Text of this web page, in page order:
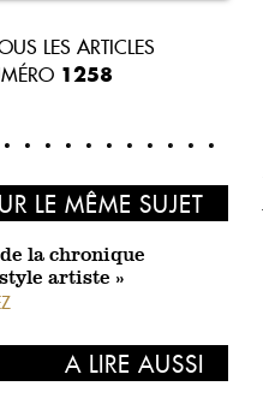
LES ARTICLES
1258
LE MÊME SUJET
la chronique
artiste »
A LIRE AUSSI